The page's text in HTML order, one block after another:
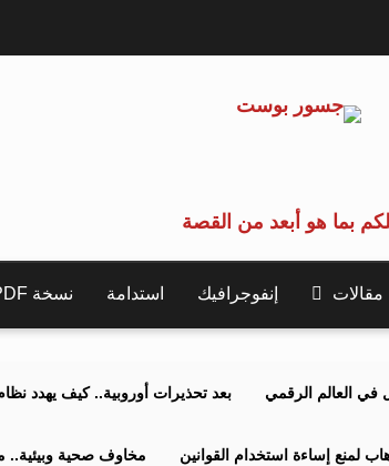
بما هو أبعد من القصة
مقالات إنفوجرافيك استدامة نسخة PDF
بعد تحذيرات أوروبية.. كيف يهدد نظام في العالم الرقمي
مخاوف صحية وبيئية.. لمنع إساءة استخدام القوانين